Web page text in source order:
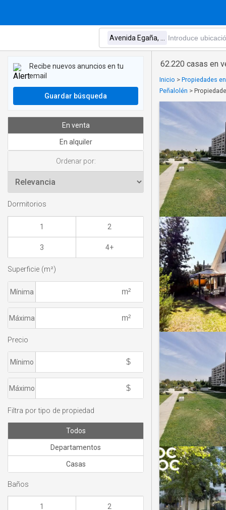
62.220 casas en
Inicio > Propiedades
Peñalolén >
Recibe nuevos anuncios en tu
email
Guardar búsqueda
En venta
En alquiler
Ordenar por:
Dormitorios
1 2
3 4+
Superficie (m²)
Mínima
Máxima
Precio
Mínimo
Máximo
Filtra por tipo de propiedad
Todos
Departamentos
Casas
Baños
1 2